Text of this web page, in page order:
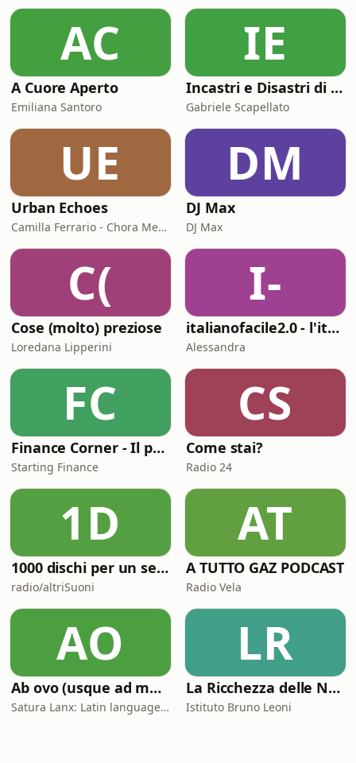
salute mentale, che coinvolgerà tutto
il Paese. Un'idea di assistenza
AC
A Cuore Aperto
Emiliana Santoro
IE
Incastri e Disastri di Coppia
Gabriele Scapellato
UE
Urban Echoes
Camilla Ferrario - Chora Media
DM
DJ Max
DJ Max
C(
Cose (molto) preziose
Loredana Lipperini
I-
italianofacile2.0 - l'italiano con le canzoni
Alessandra
FC
Finance Corner - Il podcast di Starting Finance
Starting Finance
CS
Come stai?
Radio 24
1D
1000 dischi per un secolo
radio/altriSuoni
AT
A TUTTO GAZ PODCAST
Radio Vela
AO
Ab ovo (usque ad mala)
Satura Lanx: Latin language and literature for beginners.
LR
La Ricchezza delle Nazioni
Istituto Bruno Leoni